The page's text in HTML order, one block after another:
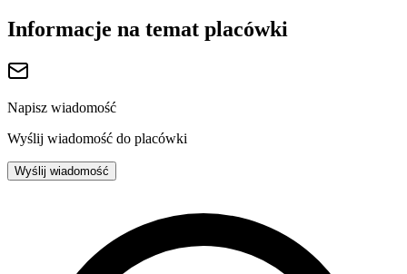
Informacje na temat placówki
Napisz wiadomość
Wyślij wiadomość do placówki
Wyślij wiadomość